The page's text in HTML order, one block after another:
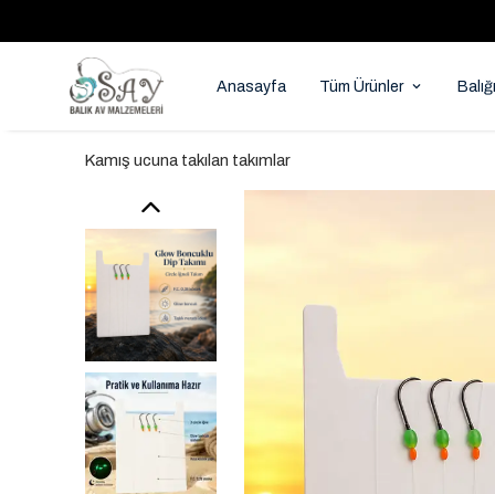
Anasayfa Tüm Ürünler
Kamış ucuna takılan takımlar